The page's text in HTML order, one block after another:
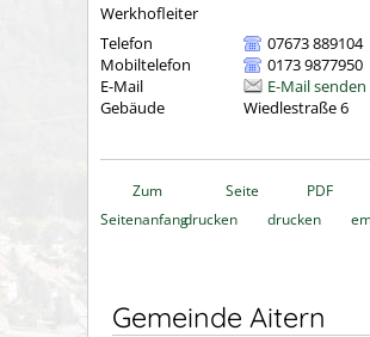
Werkhofleiter
Telefon
07673 889104
Mobiltelefon
0173 9877950
E-Mail
E-Mail senden
Gebäude
Wiedlestraße 6
Zum
Seitenanfang
Seite
drucken
PDF
drucken
Gemeinde Aitern